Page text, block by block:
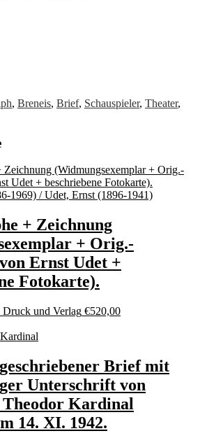
, Breneis, Brief, Schauspieler, Theater,
1969) / Udet, Ernst (1896-1941)
+ Zeichnung
+ Orig.-
Ernst Udet +
Fotokarte).
und Verlag €520,00
Brief mit
Unterschrift von
Kardinal
14. XI. 1942.